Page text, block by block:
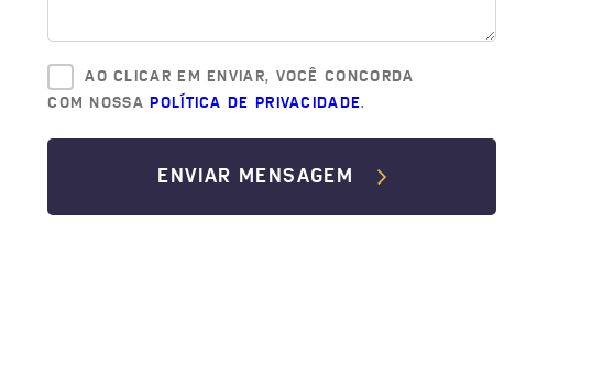
AO CLICAR EM ENVIAR, VOCÊ CONCORDA
COM NOSSA POLÍTICA DE PRIVACIDADE.
ENVIAR MENSAGEM